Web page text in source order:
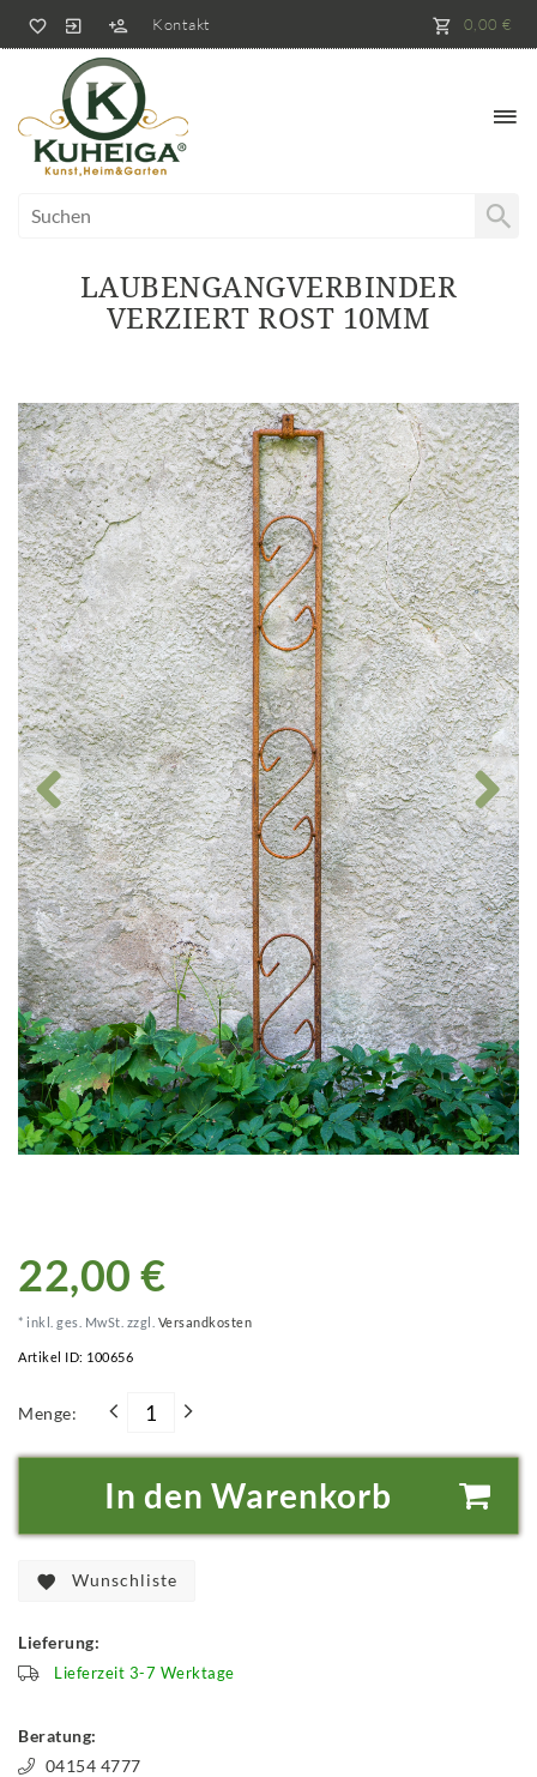
Kontakt 0,00 €
LAUBENGANGVERBINDER
VERZIERT ROST 10MM
22,00 €
* inkl. ges. MwSt. zzgl. Versandkosten
Artikel ID: 100656
Menge:
In den Warenkorb
Wunschliste
Lieferung:
Lieferzeit 3-7 Werktage
Beratung:
04154 4777